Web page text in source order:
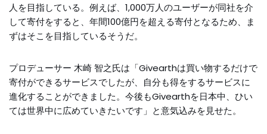
人を目指している。例えば、1,000万人のユーザーが同社を介
して寄付をすると、年間100億円を超える寄付となるため、ま
ずはそこを目指しているそうだ。
プロデューサー 木崎 智之氏は「Givearthは買い物するだけで
寄付ができるサービスでしたが、自分も得をするサービスに
進化することができました。今後もGivearthを日本中、ひい
ては世界中に広めていきたいです」と意気込みを見せた。